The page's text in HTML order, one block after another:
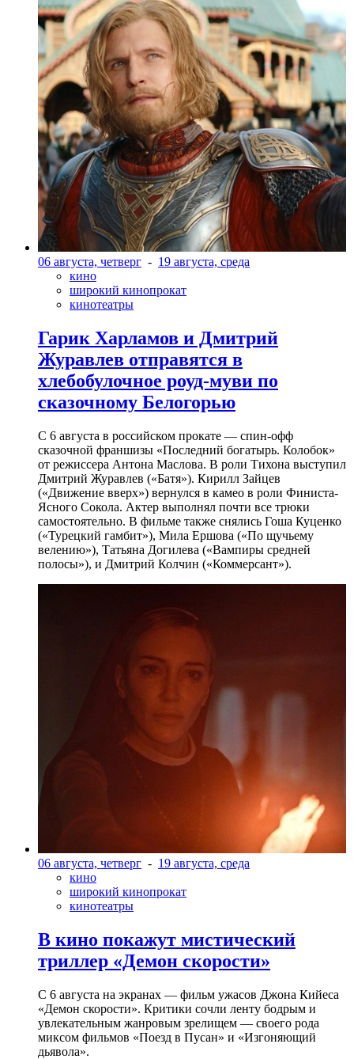
06 августа, четверг - 19 августа, среда
кино
широкий кинопрокат
кинотеатры
Гарик Харламов и Дмитрий
Журавлев отправятся в
хлебобулочное роуд-муви по
сказочному Белогорью
С 6 августа в российском прокате — спин-офф
сказочной франшизы «Последний богатырь. Колобок»
от режиссера Антона Маслова. В роли Тихона выступил
Дмитрий Журавлев («Батя»). Кирилл Зайцев
(«Движение вверх») вернулся в камео в роли Финиста-
Ясного Сокола. Актер выполнял почти все трюки
самостоятельно. В фильме также снялись Гоша Куценко
(«Турецкий гамбит»), Мила Ершова («По щучьему
велению»), Татьяна Догилева («Вампиры средней
полосы»), и Дмитрий Колчин («Коммерсант»).
06 августа, четверг - 19 августа, среда
кино
широкий кинопрокат
кинотеатры
В кино покажут мистический
триллер «Демон скорости»
С 6 августа на экранах — фильм ужасов Джона Кийеса
«Демон скорости». Критики сочли ленту бодрым и
увлекательным жанровым зрелищeм — своего рода
миксом фильмов «Поезд в Пусан» и «Изгоняющий
дьявола».